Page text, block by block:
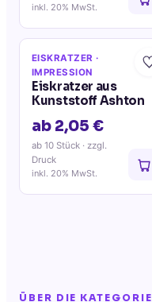
inkl. 20% MwSt.
EISKRATZER ·
IMPRESSION
Eiskratzer aus
Kunststoff Ashton
ab 2,05 €
ab 10 Stück · zzgl.
Druck
inkl. 20% MwSt.
ÜBER DIE KATEGORIE